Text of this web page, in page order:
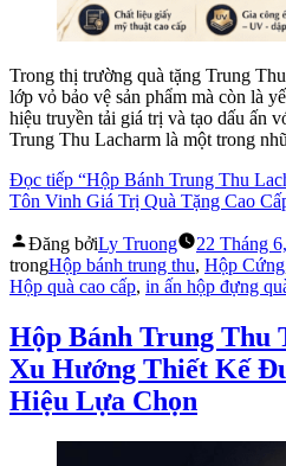
Trong thị trường quà tặng Trung
lớp vỏ bảo vệ sản phẩm mà còn là
hiệu truyền tải giá trị và tạo dấu ấn
Trung Thu Lacharm là một trong
Đọc tiếp “Hộp Bánh Trung Thu
Tôn Vinh Giá Trị Quà Tặng Cao
Đăng bởiLy Truong 22 Tháng
trongHộp bánh trung thu, Hộp Cứng
Hộp quà cao cấp, in ấn hộp đựng
Hộp Bánh Trung Thu
Xu Hướng Thiết Kế
Hiệu Lựa Chọn